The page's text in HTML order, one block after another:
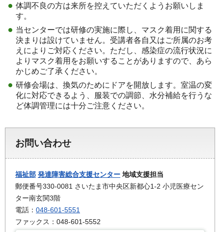
体調不良の方は来所を控えていただくようお願いしま
す。
当センターでは研修の実施に際し、マスク着用に関する
決まりは設けていません。受講者各自又はご所属のお考
えによりご対応ください。ただし、感染症の流行状況に
よりマスク着用をお願いすることがありますので、あら
かじめご了承ください。
研修会場は、換気のためにドアを開放します。室温の変
化に対応できるよう、服装での調節、水分補給を行うな
ど体調管理には十分ご注意ください。
お問い合わせ
福祉部 発達障害総合支援センター 地域支援担当
郵便番号330-0081 さいたま市中央区新都心1-2 小児医療セン
ター南玄関3階
電話： 048-601-5551
ファックス：048-601-5552